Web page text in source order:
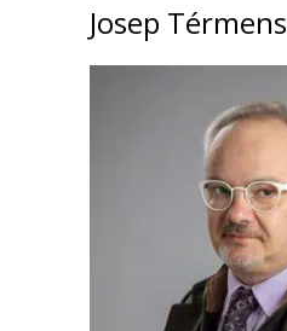
Josep Térmens